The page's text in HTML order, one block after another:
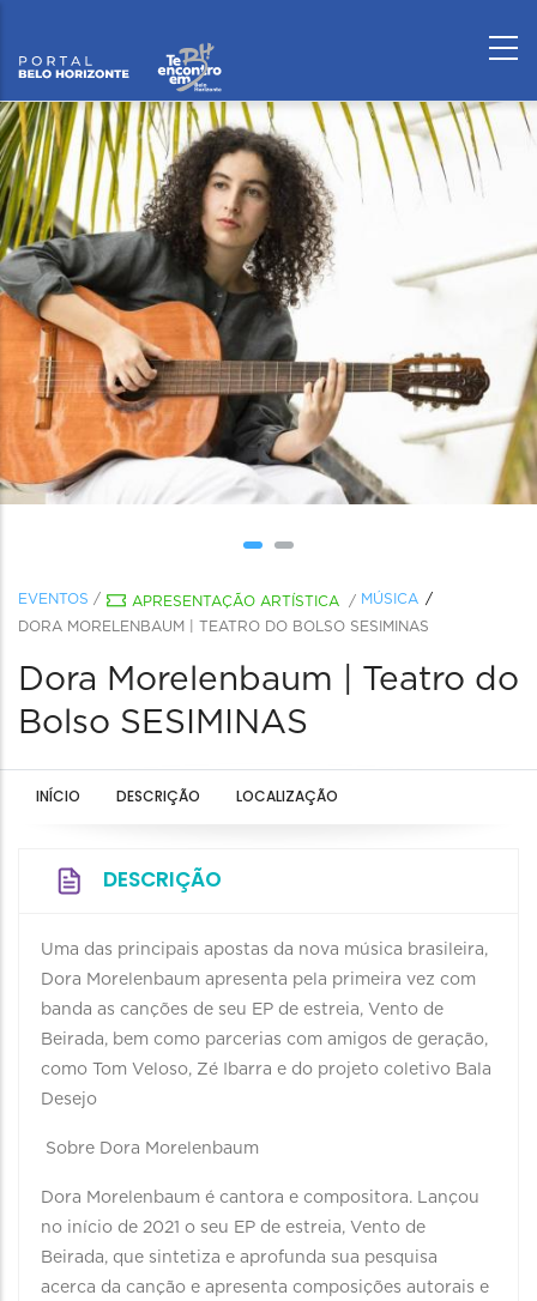
EVENTOS / APRESENTAÇÃO ARTÍSTICA / MÚSICA
DORA MORELENBAUM | TEATRO DO BOLSO SESIMINAS
Dora Morelenbaum | Teatro do
Bolso SESIMINAS
INÍCIO DESCRIÇÃO LOCALIZAÇÃO
DESCRIÇÃO
Uma das principais apostas da nova música brasileira,
Dora Morelenbaum apresenta pela primeira vez com
banda as canções de seu EP de estreia, Vento de
Beirada, bem como parcerias com amigos de geração,
como Tom Veloso, Zé Ibarra e do projeto coletivo Bala
Desejo
Sobre Dora Morelenbaum
Dora Morelenbaum é cantora e compositora. Lançou
no início de 2021 o seu EP de estreia, Vento de
Beirada, que sintetiza e aprofunda sua pesquisa
acerca da canção e apresenta composições autorais e